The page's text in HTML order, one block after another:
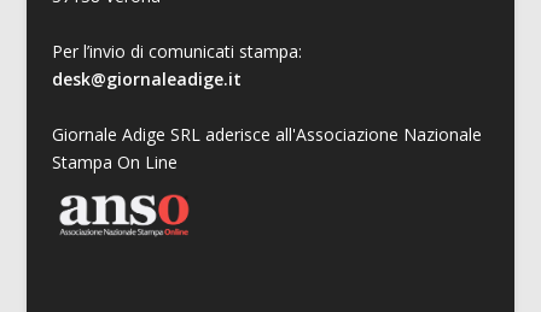
Per l’invio di comunicati stampa:
desk@giornaleadige.it
Giornale Adige SRL aderisce all'Associazione Nazionale
Stampa On Line